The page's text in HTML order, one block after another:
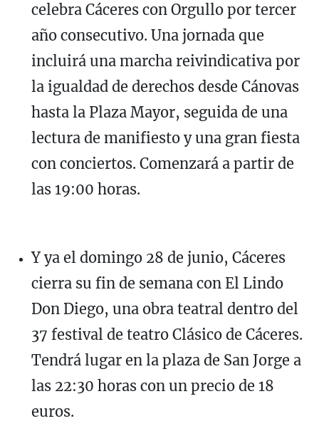
celebra Cáceres con Orgullo por tercer
año consecutivo. Una jornada que
incluirá una marcha reivindicativa por
la igualdad de derechos desde Cánovas
hasta la Plaza Mayor, seguida de una
lectura de manifiesto y una gran fiesta
con conciertos. Comenzará a partir de
las 19:00 horas.
Y ya el domingo 28 de junio, Cáceres
cierra su fin de semana con El Lindo
Don Diego, una obra teatral dentro del
37 festival de teatro Clásico de Cáceres.
Tendrá lugar en la plaza de San Jorge a
las 22:30 horas con un precio de 18
euros.